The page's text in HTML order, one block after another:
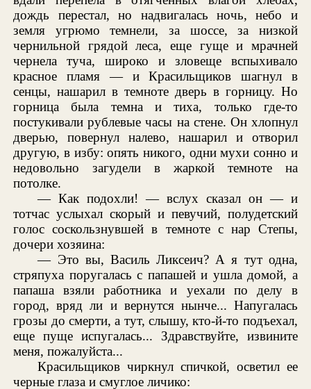
дождь перестал, но надвигалась ночь, небо и
земля угрюмо темнели, за шоссе, за низкой
чернильной грядой леса, еще гуще и мрачней
чернела туча, широко и зловеще вспыхивало
красное пламя — и Красильщиков шагнул в
сенцы, нашарил в темноте дверь в горницу. Но
горница была темна и тиха, только где-то
постукивали рублевые часы на стене. Он хлопнул
дверью, повернул налево, нашарил и отворил
другую, в избу: опять никого, одни мухи сонно и
недовольно загудели в жаркой темноте на
потолке.
— Как подохли! — вслух сказал он — и
тотчас услыхал скорый и певучий, полудетский
голос соскользнувшей в темноте с нар Степы,
дочери хозяина:
— Это вы, Василь Ликсеич? А я тут одна,
стряпуха поругалась с папашей и ушла домой, а
папаша взяли работника и уехали по делу в
город, вряд ли и вернутся нынче... Напугалась
грозы до смерти, а тут, слышу, кто-й-то подъехал,
еще пуще испугалась... Здравствуйте, извините
меня, пожалуйста...
Красильщиков чиркнул спичкой, осветил ее
черные глаза и смуглое личико: